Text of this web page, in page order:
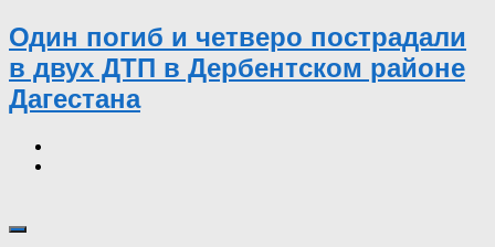
Один погиб и четверо пострадали
в двух ДТП в Дербентском районе
Дагестана